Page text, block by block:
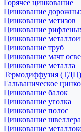
Горячее цинкование
Цинкование
Цинкование метизов
Цинкование
Цинкование
Цинкование труб
Цинкование мачт
Цинкование металла
Термодиффузия (ТДЦ)
Гальваническое
Цинкование балок
Цинкование уголка
Цинкование полос
Цинкование швеллера
Цинкование